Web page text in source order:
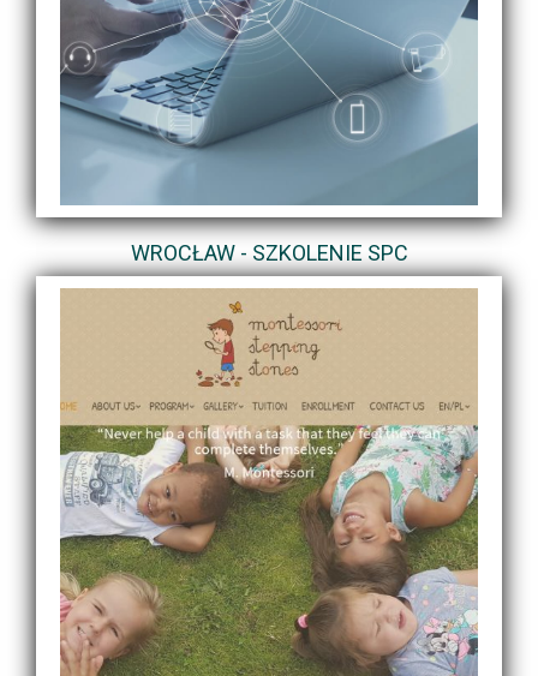
WROCŁAW - SZKOLENIE SPC